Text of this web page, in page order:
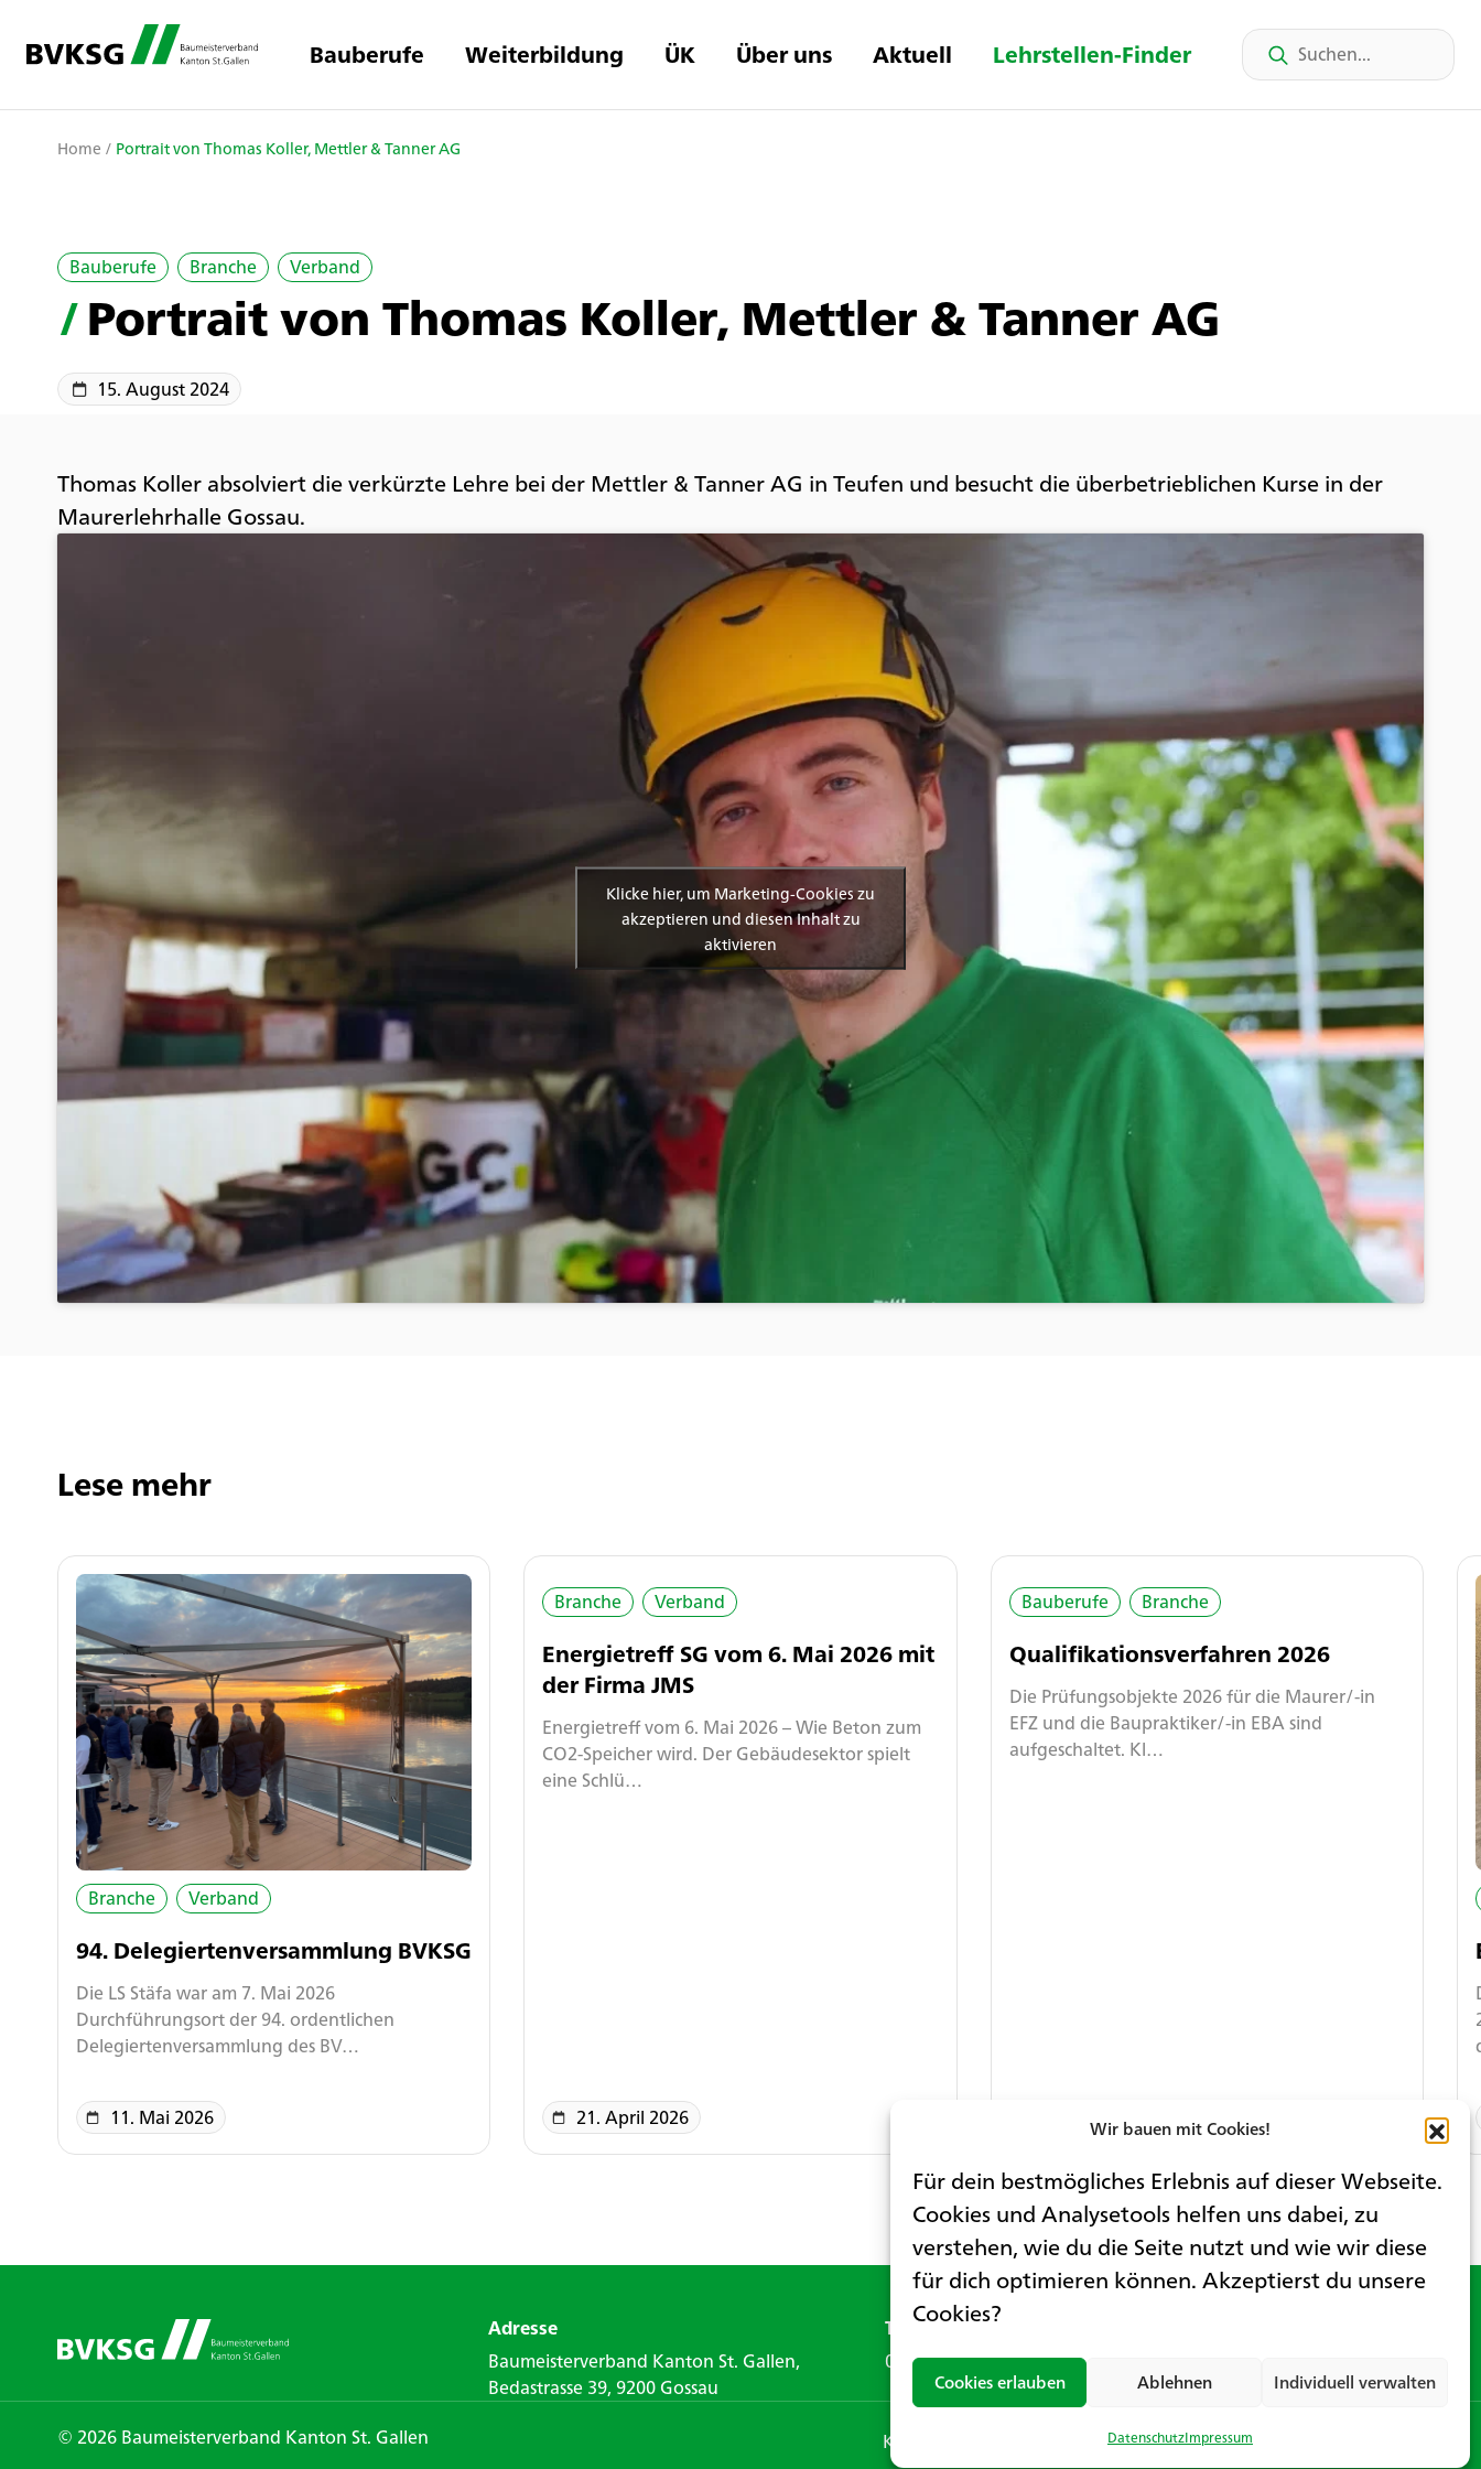
Wir bauen mit Cookies!
Für dein bestmögliches Erlebnis auf dieser Webseite.
Cookies und Analysetools helfen uns dabei, zu
verstehen, wie du die Seite nutzt und wie wir diese
für dich optimieren können. Akzeptierst du unsere
Cookies?
Cookies erlauben Ablehnen Individuell verwalten
DatenschutzImpressum
Bauberufe Weiterbildung ÜK Über uns Aktuell Lehrstellen-Finder
Home / Portrait von Thomas Koller, Mettler & Tanner AG
Bauberufe Branche Verband
/Portrait von Thomas Koller, Mettler & Tanner AG
15. August 2024
Thomas Koller absolviert die verkürzte Lehre bei der Mettler & Tanner AG in Teufen und besucht die überbetrieblichen Kurse in der
Maurerlehrhalle Gossau.
Klicke hier, um Marketing-Cookies zu
akzeptieren und diesen Inhalt zu
aktivieren
Lese mehr
Branche Verband
94. Delegiertenversammlung BVKSG
Die LS Stäfa war am 7. Mai 2026
Durchführungsort der 94. ordentlichen
Delegiertenversammlung des BV…
11. Mai 2026
Branche Verband
Energietreff SG vom 6. Mai 2026 mit
der Firma JMS
Energietreff vom 6. Mai 2026 – Wie Beton zum
CO2-Speicher wird. Der Gebäudesektor spielt
eine Schlü…
21. April 2026
Bauberufe Branche
Qualifikationsverfahren 2026
Die Prüfungsobjekte 2026 für die Maurer/-in
EFZ und die Baupraktiker/-in EBA sind
aufgeschaltet. Kl…
8. April 2026
Adresse
Baumeisterverband Kanton St. Gallen,
Bedastrasse 39, 9200 Gossau
Telefon
071 388 40 80
© 2026 Baumeisterverband Kanton St. Gallen Kontaktformular Impressum Datenschutz